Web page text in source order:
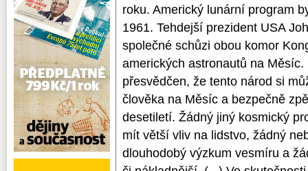
roku. Americký lunární program
1961. Tehdejší prezident USA
společné schůzi obou komor
amerických astronautů na
přesvědčen, že tento národ si
člověka na Měsíc a bezpečně
desetiletí. Žádný jiný kosmický
mít větší vliv na lidstvo, žádný
dlouhodobý výzkum vesmíru a